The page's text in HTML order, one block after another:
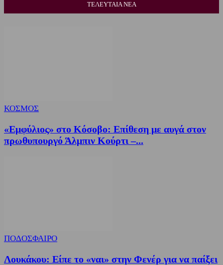
ΤΕΛΕΥΤΑΙΑ ΝΕΑ
ΚΟΣΜΟΣ
«Εμφύλιος» στο Κόσοβο: Επίθεση με αυγά στον
πρωθυπουργό Άλμπιν Κούρτι –...
ΠΟΔΟΣΦΑΙΡΟ
Λουκάκου: Είπε το «ναι» στην Φενέρ για να παίξει